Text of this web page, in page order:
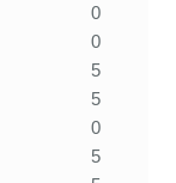
0
0
5
5
0
5